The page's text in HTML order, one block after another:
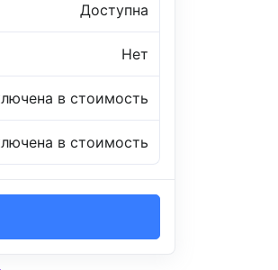
Доступна
Нет
в стоимость
в стоимость